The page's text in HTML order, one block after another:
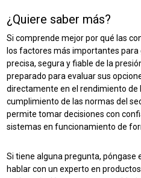
¿Quiere saber más?
Si comprende mejor por qué las
los factores más importantes
precisa, segura y fiable de la
preparado para evaluar sus
directamente en el rendimiento de
cumplimiento de las normas del
permite tomar decisiones con
sistemas en funcionamiento de
Si tiene alguna pregunta, póngase
hablar con un experto en